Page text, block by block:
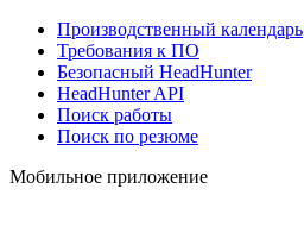
Производственный календарь
Требования к ПО
Безопасный HeadHunter
HeadHunter API
Поиск работы
Поиск по резюме
Мобильное приложение